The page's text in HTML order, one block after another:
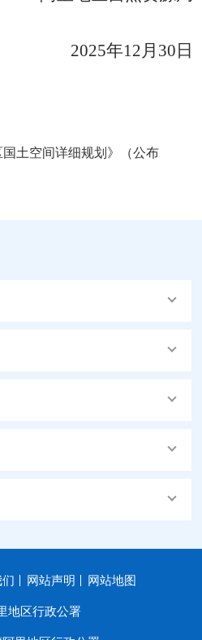
2025年12月30日
国土空间详细规划》（公布
网站声明 网站地图
地区行政公署